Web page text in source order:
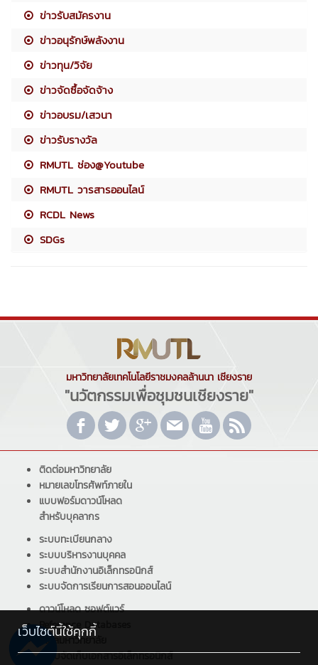
ข่าวรับสมัครงาน
ข่าวอนุรักษ์พลังงาน
ข่าวทุน/วิจัย
ข่าวจัดซื้อจัดจ้าง
ข่าวอบรม/เสวนา
ข่าวรับรางวัล
RMUTL ช่อง@Youtube
RMUTL วารสารออนไลน์
RCDL News
SDGs
มหาวิทยาลัยเทคโนโลยีราชมงคลล้านนา เชียงราย
"นวัตกรรมเพื่อชุมชนเชียงราย"
ติดต่อมหาวิทยาลัย
หมายเลขโทรศัพท์ภายใน
แบบฟอร์มดาวน์โหลด
สำหรับบุคลากร
ระบบทะเบียนกลาง
ระบบบริหารงานบุคคล
ระบบสำนักงานอิเล็กทรอนิกส์
ระบบจัดการเรียนการสอนออนไลน์
ดาวน์โหลด ซอฟต์แวร์
Reference Databases
อีเมลมหาวิทยาลัย
ระบบจัดเก็บเอกสารอิเล็กทรอนิกส์
เว็บไซต์นี้ใช้คุกกี้